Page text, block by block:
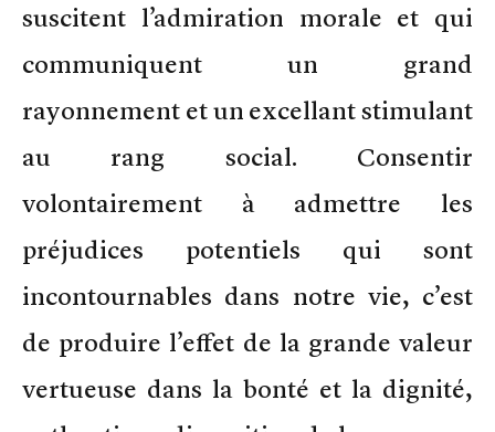
suscitent l’admiration morale et qui
communiquent un grand
rayonnement et un excellant stimulant
au rang social. Consentir
volontairement à admettre les
préjudices potentiels qui sont
incontournables dans notre vie, c’est
de produire l’effet de la grande valeur
vertueuse dans la bonté et la dignité,